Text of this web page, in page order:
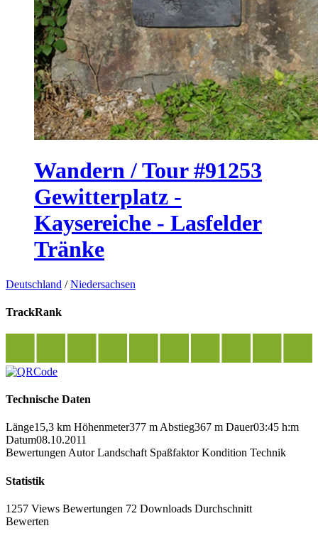
Wandern / Tour #91253
Gewitterplatz -
Kaysereiche - Lasfelder
Tränke
Deutschland /Niedersachsen
TrackRank
Technische Daten
Länge15,3 km Höhenmeter377 m Abstieg367 m Dauer03:45 h:m
Datum08.10.2011
Bewertungen Autor Landschaft Spaßfaktor Kondition Technik
Statistik
1257 Views Bewertungen 72 Downloads Durchschnitt
Bewerten